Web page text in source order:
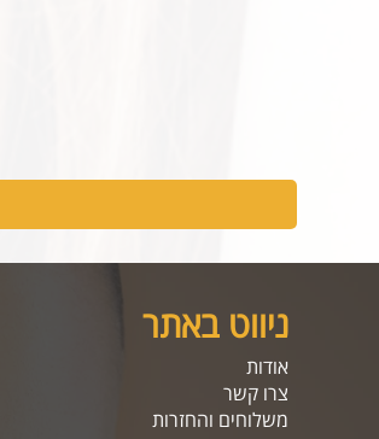
ניווט באתר
אודות
צרו קשר
משלוחים והחזרות